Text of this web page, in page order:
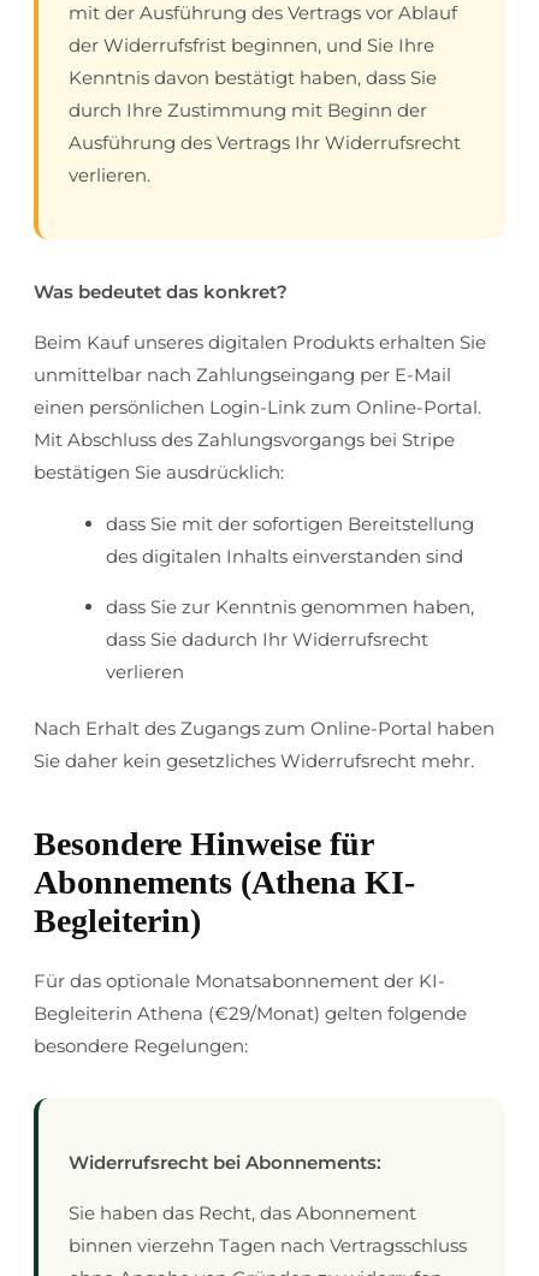
mit der Ausführung des Vertrags vor Ablauf
der Widerrufsfrist beginnen, und Sie Ihre
Kenntnis davon bestätigt haben, dass Sie
durch Ihre Zustimmung mit Beginn der
Ausführung des Vertrags Ihr Widerrufsrecht
verlieren.
Was bedeutet das konkret?
Beim Kauf unseres digitalen Produkts erhalten Sie
unmittelbar nach Zahlungseingang per E-Mail
einen persönlichen Login-Link zum Online-Portal.
Mit Abschluss des Zahlungsvorgangs bei Stripe
bestätigen Sie ausdrücklich:
dass Sie mit der sofortigen Bereitstellung
des digitalen Inhalts einverstanden sind
dass Sie zur Kenntnis genommen haben,
dass Sie dadurch Ihr Widerrufsrecht
verlieren
Nach Erhalt des Zugangs zum Online-Portal haben
Sie daher kein gesetzliches Widerrufsrecht mehr.
Besondere Hinweise für
Abonnements (Athena KI-
Begleiterin)
Für das optionale Monatsabonnement der KI-
Begleiterin Athena (€29/Monat) gelten folgende
besondere Regelungen:
Widerrufsrecht bei Abonnements:
Sie haben das Recht, das Abonnement
binnen vierzehn Tagen nach Vertragsschluss